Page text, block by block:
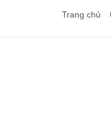
Trang chủ